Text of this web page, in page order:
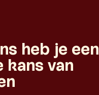
heb je een
kans van